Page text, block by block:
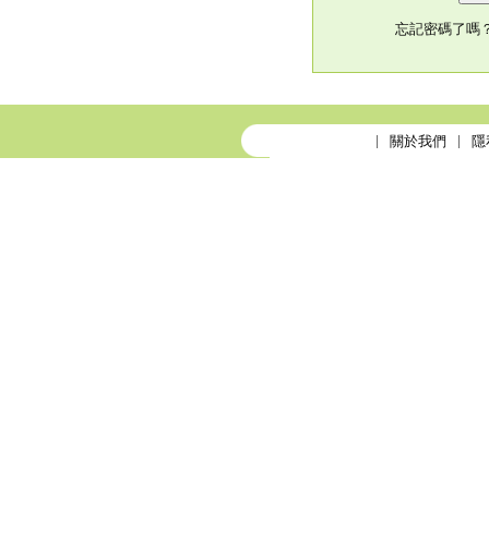
忘記密碼了嗎
關於我們